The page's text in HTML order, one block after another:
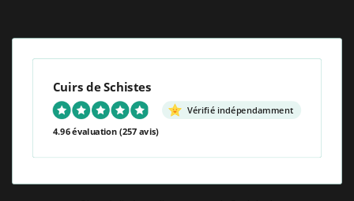
Cuirs de Schistes
Vérifié indépendamment
4.96 évaluation (257 avis)